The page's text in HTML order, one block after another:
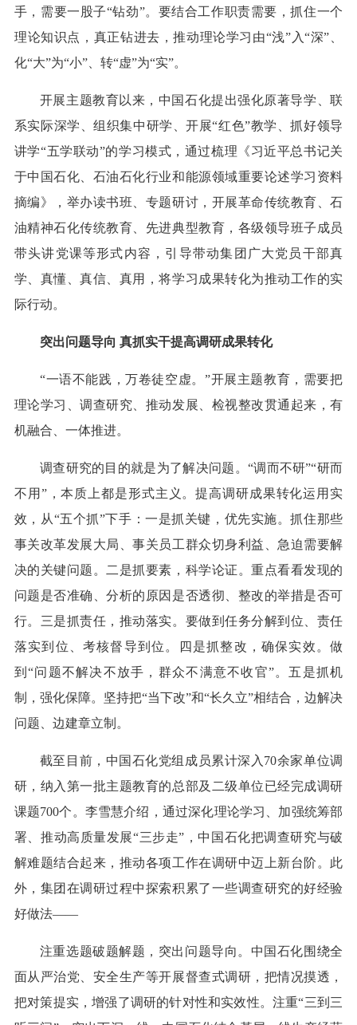
手，需要一股子“钻劲”。要结合工作职责需要，抓住一个
理论知识点，真正钻进去，推动理论学习由“浅”入“深”、
化“大”为“小”、转“虚”为“实”。
开展主题教育以来，中国石化提出强化原著导学、联
系实际深学、组织集中研学、开展“红色”教学、抓好领导
讲学“五学联动”的学习模式，通过梳理《习近平总书记关
于中国石化、石油石化行业和能源领域重要论述学习资料
摘编》，举办读书班、专题研讨，开展革命传统教育、石
油精神石化传统教育、先进典型教育，各级领导班子成员
带头讲党课等形式内容，引导带动集团广大党员干部真
学、真懂、真信、真用，将学习成果转化为推动工作的实
际行动。
突出问题导向 真抓实干提高调研成果转化
“一语不能践，万卷徒空虚。”开展主题教育，需要把
理论学习、调查研究、推动发展、检视整改贯通起来，有
机融合、一体推进。
调查研究的目的就是为了解决问题。“调而不研”“研而
不用”，本质上都是形式主义。提高调研成果转化运用实
效，从“五个抓”下手：一是抓关键，优先实施。抓住那些
事关改革发展大局、事关员工群众切身利益、急迫需要解
决的关键问题。二是抓要素，科学论证。重点看看发现的
问题是否准确、分析的原因是否透彻、整改的举措是否可
行。三是抓责任，推动落实。要做到任务分解到位、责任
落实到位、考核督导到位。四是抓整改，确保实效。做
到“问题不解决不放手，群众不满意不收官”。五是抓机
制，强化保障。坚持把“当下改”和“长久立”相结合，边解决
问题、边建章立制。
截至目前，中国石化党组成员累计深入70余家单位调
研，纳入第一批主题教育的总部及二级单位已经完成调研
课题700个。李雪慧介绍，通过深化理论学习、加强统筹部
署、推动高质量发展“三步走”，中国石化把调查研究与破
解难题结合起来，推动各项工作在调研中迈上新台阶。此
外，集团在调研过程中探索积累了一些调查研究的好经验
好做法——
注重选题破题解题，突出问题导向。中国石化围绕全
面从严治党、安全生产等开展督查式调研，把情况摸透，
把对策提实，增强了调研的针对性和实效性。注重“三到三